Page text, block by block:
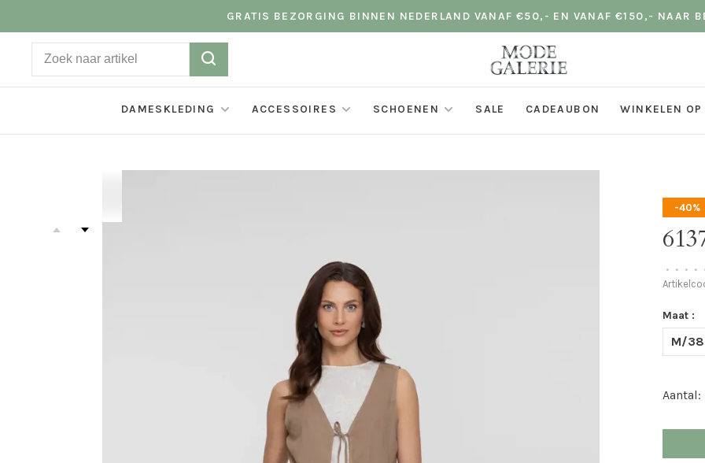
GRATIS BEZORGING BINNEN NEDERLAND VANAF €50,- EN VANAF €150,- NAAR
DAMESKLEDING ACCESSOIRES SCHOENEN SALE CADEAUBON WINKELEN
-40%
• • • •
Maat :
M/38
Aantal: